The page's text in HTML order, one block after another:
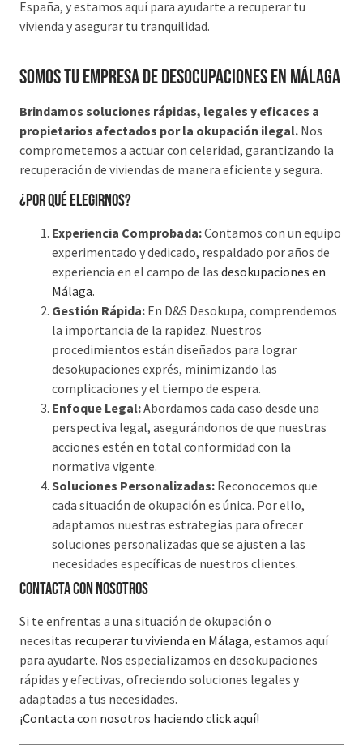
España, y estamos aquí para ayudarte a recuperar tu
vivienda y asegurar tu tranquilidad.
Somos tu Empresa de desocupaciones en Málaga
Brindamos soluciones rápidas, legales y eficaces a
propietarios afectados por la okupación ilegal. Nos
comprometemos a actuar con celeridad, garantizando la
recuperación de viviendas de manera eficiente y segura.
¿Por qué elegirnos?
Experiencia Comprobada:Contamos con un equipo
experimentado y dedicado, respaldado por años de
experiencia en el campo de las desokupaciones en
Málaga.
Gestión Rápida: En D&S Desokupa, comprendemos
la importancia de la rapidez. Nuestros
procedimientos están diseñados para lograr
desokupaciones exprés, minimizando las
complicaciones y el tiempo de espera.
Enfoque Legal:Abordamos cada caso desde una
perspectiva legal, asegurándonos de que nuestras
acciones estén en total conformidad con la
normativa vigente.
Soluciones Personalizadas: Reconocemos que
cada situación de okupación es única. Por ello,
adaptamos nuestras estrategias para ofrecer
soluciones personalizadas que se ajusten a las
necesidades específicas de nuestros clientes.
Contacta con nosotros
Si te enfrentas a una situación de okupación o
necesitas recuperar tu vivienda en Málaga, estamos aquí
para ayudarte. Nos especializamos en desokupaciones
rápidas y efectivas, ofreciendo soluciones legales y
adaptadas a tus necesidades.
¡Contacta con nosotros haciendo click aquí!